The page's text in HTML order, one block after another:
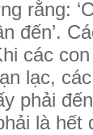
rằng:
đến’.
các
lạc,
phải
là hết